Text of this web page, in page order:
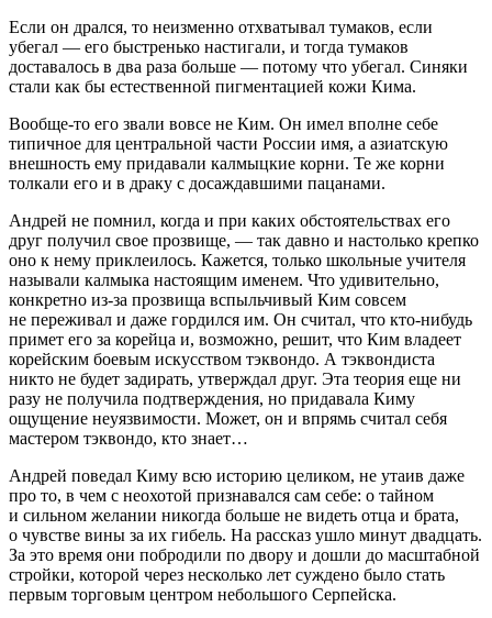
Если он дрался, то неизменно отхватывал тумаков, если
убегал — его быстренько настигали, и тогда тумаков
доставалось в два раза больше — потому что убегал. Синяки
стали как бы естественной пигментацией кожи Кима.
Вообще-то его звали вовсе не Ким. Он имел вполне себе
типичное для центральной части России имя, а азиатскую
внешность ему придавали калмыцкие корни. Те же корни
толкали его и в драку с досаждавшими пацанами.
Андрей не помнил, когда и при каких обстоятельствах его
друг получил свое прозвище, — так давно и настолько крепко
оно к нему приклеилось. Кажется, только школьные учителя
называли калмыка настоящим именем. Что удивительно,
конкретно из-за прозвища вспыльчивый Ким совсем
не переживал и даже гордился им. Он считал, что кто-нибудь
примет его за корейца и, возможно, решит, что Ким владеет
корейским боевым искусством тэквондо. А тэквондиста
никто не будет задирать, утверждал друг. Эта теория еще ни
разу не получила подтверждения, но придавала Киму
ощущение неуязвимости. Может, он и впрямь считал себя
мастером тэквондо, кто знает…
Андрей поведал Киму всю историю целиком, не утаив даже
про то, в чем с неохотой признавался сам себе: о тайном
и сильном желании никогда больше не видеть отца и брата,
о чувстве вины за их гибель. На рассказ ушло минут двадцать.
За это время они побродили по двору и дошли до масштабной
стройки, которой через несколько лет суждено было стать
первым торговым центром небольшого Серпейска.